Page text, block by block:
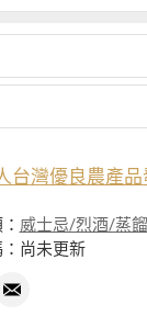
台灣優良農產
威士忌/烈酒/蒸
尚未更新